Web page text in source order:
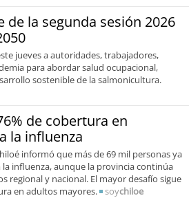
de la segunda sesión 2026
jueves a autoridades, trabajadores,
para abordar salud ocupacional,
sostenible de la salmonicultura.
de cobertura en
la influenza
informó que más de 69 mil personas ya
influenza, aunque la provincia continúa
regional y nacional. El mayor desafío sigue
en adultos mayores.
soychiloe